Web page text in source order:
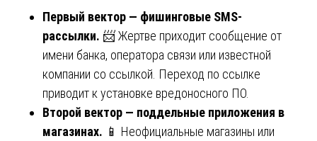
Первый вектор — фишинговые SMS-
рассылки. 📨 Жертве приходит сообщение от
имени банка, оператора связи или известной
компании со ссылкой. Переход по ссылке
приводит к установке вредоносного ПО.
Второй вектор — поддельные приложения в
магазинах. 📱 Неофициальные магазины или